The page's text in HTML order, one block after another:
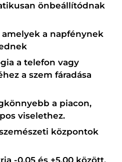
önbeállítódnak
a napfénynek
a telefon vagy
a szem fáradása
a piacon,
viselethez.
központok